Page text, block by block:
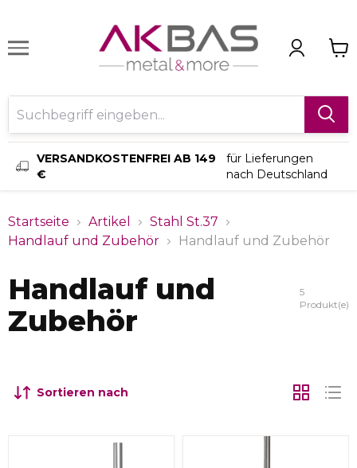
VERSANDKOSTENFREI AB 149
€
für Lieferungen
nach Deutschland
Startseite Artikel
Stahl St.37
Handlauf und Zubehör
Handlauf und Zubehör
Handlauf und
Zubehör
5
Produkt(e)
Sortieren nach